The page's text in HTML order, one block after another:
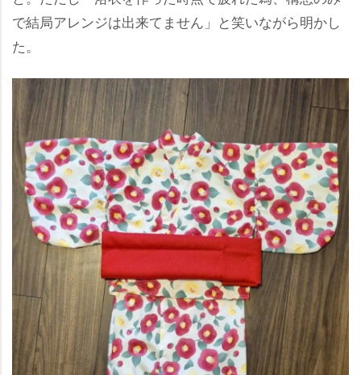
で結局アレンジは出来てません」と笑いながら明かし
た。